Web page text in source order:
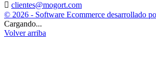
 clientes@mogort.com
© 2026 - Software Ecommerce desarrollado
Cargando...
Volver arriba